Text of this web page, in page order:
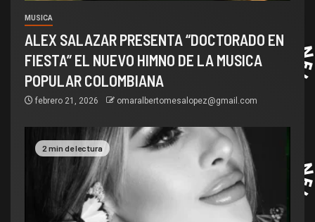
MUSICA
ALEX SALAZAR PRESENTA “DOCTORADO EN
FIESTA” EL NUEVO HIMNO DE LA MUSICA
POPULAR COLOMBIANA
febrero 21, 2026 omaralbertomesalopez@gmail.com
2 min de lectura